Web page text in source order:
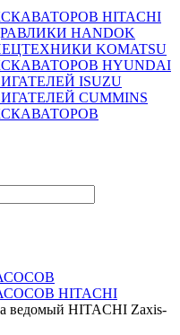
HITACHI
HANDOK
KOMATSU
HYUNDAI
ISUZU
CUMMINS
HITACHI
ведомый HITACHI Zaxis-